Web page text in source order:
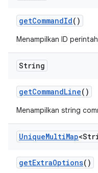
getCommandId()
Menampilkan ID
String
getCommandLine()
Menampilkan string
UniqueMultiMap
getExtraOptions()